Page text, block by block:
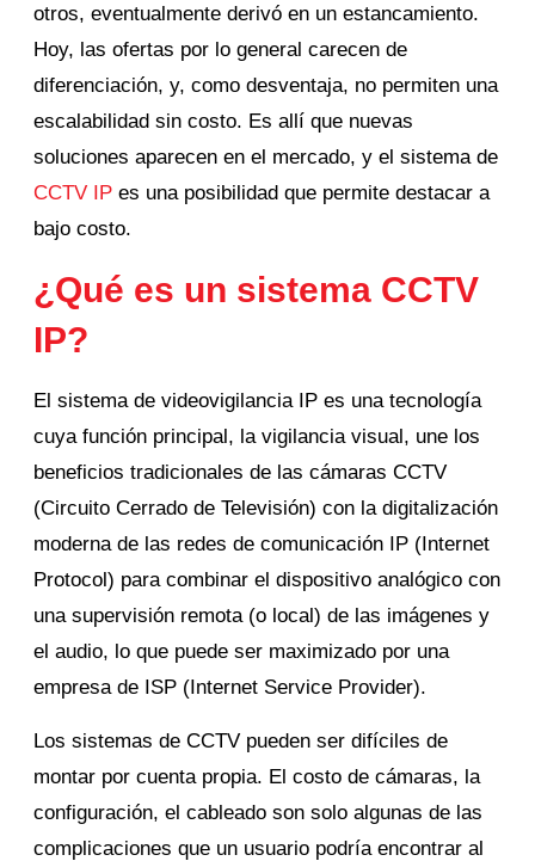
otros, eventualmente derivó en un estancamiento.
Hoy, las ofertas por lo general carecen de
diferenciación, y, como desventaja, no permiten una
escalabilidad sin costo. Es allí que nuevas
soluciones aparecen en el mercado, y el sistema de
CCTV IP es una posibilidad que permite destacar a
bajo costo.
¿Qué es un sistema CCTV
IP?
El sistema de videovigilancia IP es una tecnología
cuya función principal, la vigilancia visual, une los
beneficios tradicionales de las cámaras CCTV
(Circuito Cerrado de Televisión) con la digitalización
moderna de las redes de comunicación IP (Internet
Protocol) para combinar el dispositivo analógico con
una supervisión remota (o local) de las imágenes y
el audio, lo que puede ser maximizado por una
empresa de ISP (Internet Service Provider).
Los sistemas de CCTV pueden ser difíciles de
montar por cuenta propia. El costo de cámaras, la
configuración, el cableado son solo algunas de las
complicaciones que un usuario podría encontrar al